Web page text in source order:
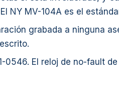
NY MV-104A es el
grabada a ninguna
0546. El reloj de no-fault